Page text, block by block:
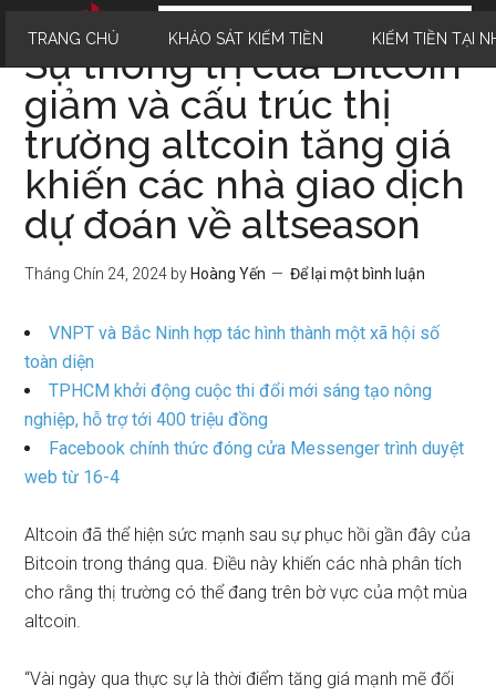
TRANG CHỦ KHẢO SÁT KIẾM TIỀN KIẾM TIỀN TẠI
Sự thống trị của Bitcoin
giảm và cấu trúc thị
trường altcoin tăng giá
khiến các nhà giao dịch
dự đoán về altseason
Tháng Chín 24, 2024 by Hoàng Yến Để lại một bình luận
VNPT và Bắc Ninh hợp tác hình thành một xã hội số
toàn diện
TPHCM khởi động cuộc thi đổi mới sáng tạo nông
nghiệp, hỗ trợ tới 400 triệu đồng
Facebook chính thức đóng cửa Messenger trình duyệt
web từ 16-4
Altcoin đã thể hiện sức mạnh sau sự phục hồi gần đây của
Bitcoin trong tháng qua. Điều này khiến các nhà phân tích
cho rằng thị trường có thể đang trên bờ vực của một mùa
altcoin.
“Vài ngày qua thực sự là thời điểm tăng giá mạnh mẽ đối